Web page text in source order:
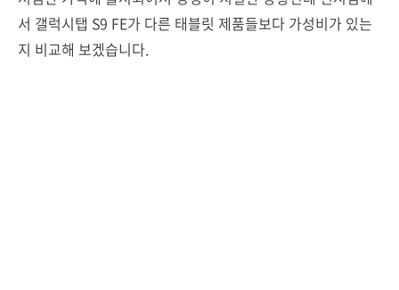
서 갤럭시탭 S9 FE가 다른 태블릿 제품들보다 가성비가 있는
지 비교해 보겠습니다.